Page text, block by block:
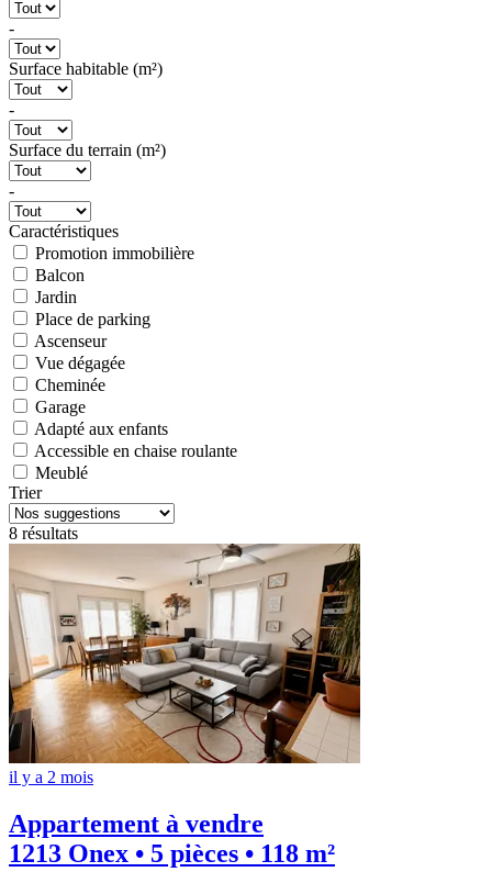
-
Surface habitable (m²)
-
Surface du terrain (m²)
-
Caractéristiques
Promotion immobilière
Balcon
Jardin
Place de parking
Ascenseur
Vue dégagée
Cheminée
Garage
Adapté aux enfants
Accessible en chaise roulante
Meublé
Trier
8 résultats
il y a 2 mois
Appartement à vendre
1213 Onex • 5 pièces • 118 m²